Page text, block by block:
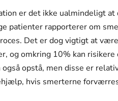
er det ikke ualmindeligt
patienter rapporterer om
Det er dog vigtigt at
og omkring 10% kan
opstå, men disse er
hvis smerterne